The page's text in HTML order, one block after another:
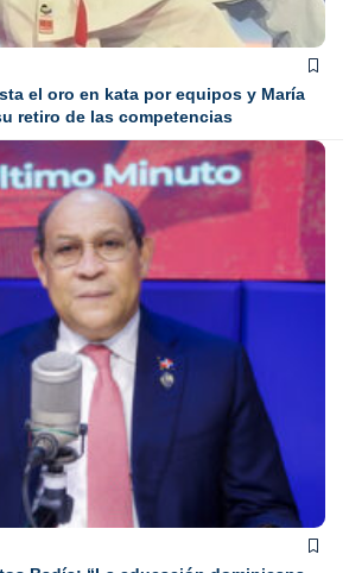
el oro en kata por equipos y María
retiro de las competencias